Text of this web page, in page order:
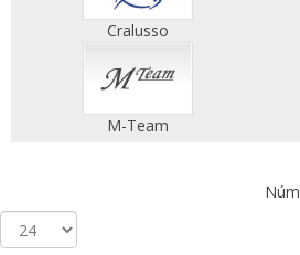
Cralusso
M-Team